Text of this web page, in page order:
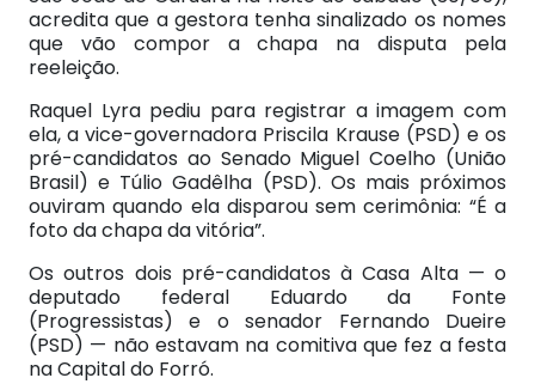
acredita que a gestora tenha sinalizado os nomes
que vão compor a chapa na disputa pela
reeleição.
Raquel Lyra pediu para registrar a imagem com
ela, a vice-governadora Priscila Krause (PSD) e os
pré-candidatos ao Senado Miguel Coelho (União
Brasil) e Túlio Gadêlha (PSD). Os mais próximos
ouviram quando ela disparou sem cerimônia: “É a
foto da chapa da vitória”.
Os outros dois pré-candidatos à Casa Alta — o
deputado federal Eduardo da Fonte
(Progressistas) e o senador Fernando Dueire
(PSD) — não estavam na comitiva que fez a festa
na Capital do Forró.